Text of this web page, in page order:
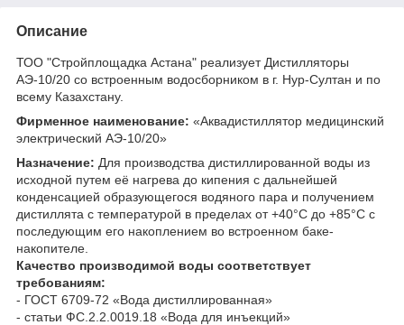
Описание
ТОО "Стройплощадка Астана" реализует Дистилляторы
АЭ-10/20 со встроенным водосборником в г. Нур-Султан и по
всему Казахстану.
Фирменное наименование: «Аквадистиллятор медицинский
электрический АЭ-10/20»
Назначение: Для производства дистиллированной воды из
исходной путем её нагрева до кипения с дальнейшей
конденсацией образующегося водяного пара и получением
дистиллята с температурой в пределах от +40°С до +85°С с
последующим его накоплением во встроенном баке-
накопителе.
Качество производимой воды соответствует
требованиям:
- ГОСТ 6709-72 «Вода дистиллированная»
- статьи ФС.2.2.0019.18 «Вода для инъекций»